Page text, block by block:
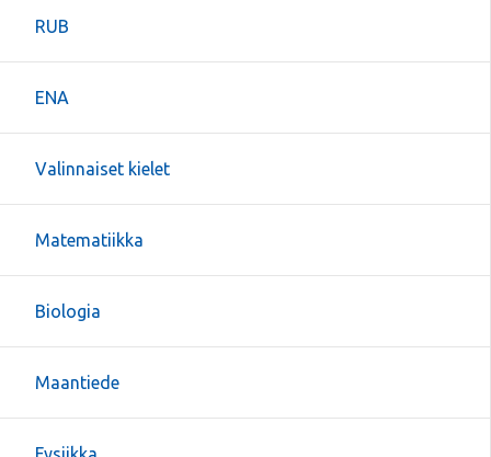
RUB
ENA
Valinnaiset kielet
Matematiikka
Biologia
Maantiede